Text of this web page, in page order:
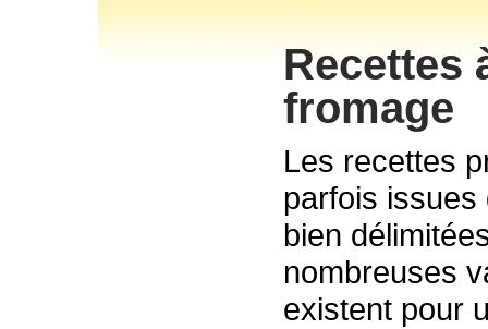
Recettes
fromage
Les recettes
parfois
bien
nombreuses
existent pour